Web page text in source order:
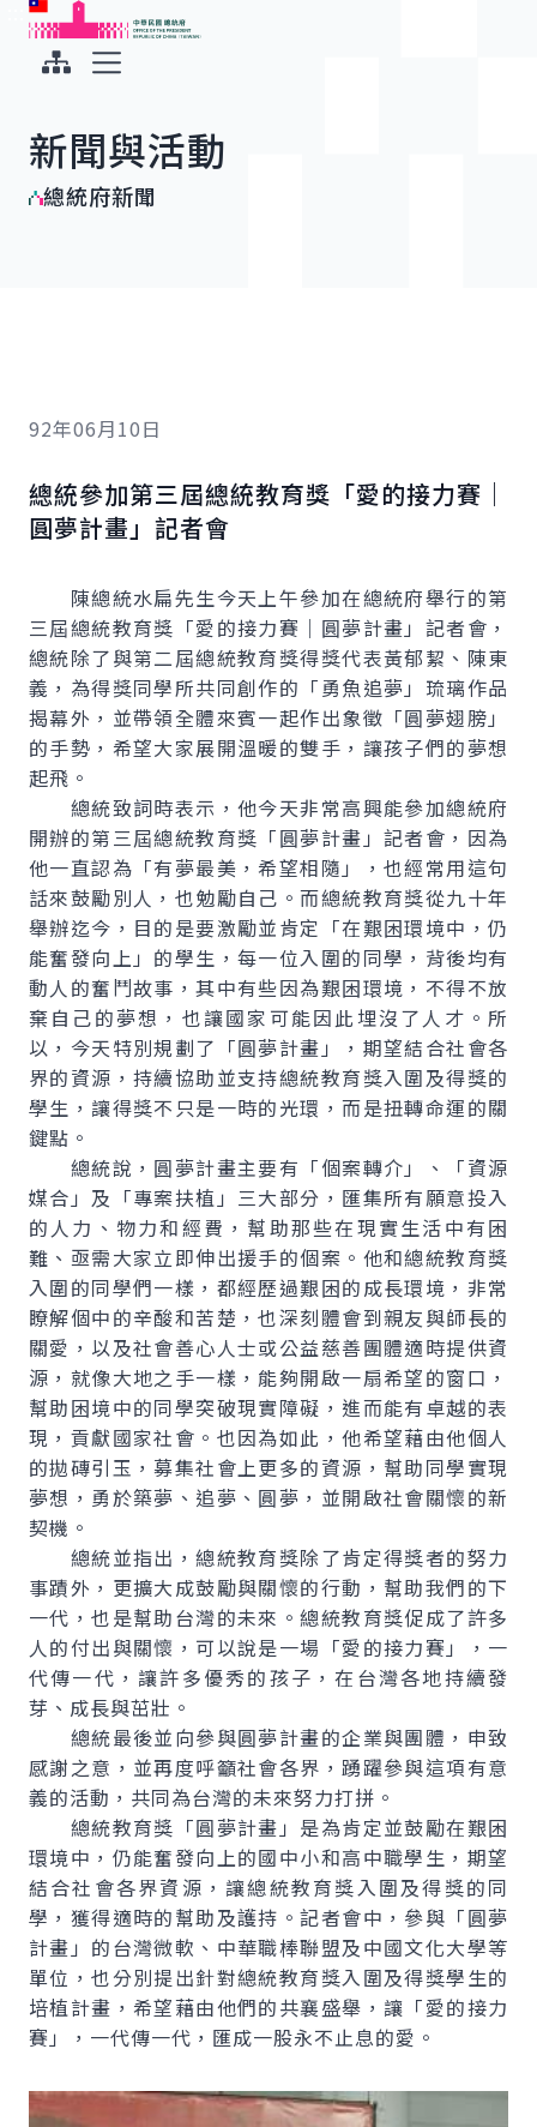
跳到主要內容
中華民國總統府
新聞與活動
總統府新聞
92年06月10日
總統參加第三屆總統教育獎「愛的接力賽｜
圓夢計畫」記者會
陳總統水扁先生今天上午參加在總統府舉行的第
三屆總統教育獎「愛的接力賽｜圓夢計畫」記者會，
總統除了與第二屆總統教育獎得獎代表黃郁絜、陳東
義，為得獎同學所共同創作的「勇魚追夢」琉璃作品
揭幕外，並帶領全體來賓一起作出象徵「圓夢翅膀」
的手勢，希望大家展開溫暖的雙手，讓孩子們的夢想
起飛。
總統致詞時表示，他今天非常高興能參加總統府
開辦的第三屆總統教育獎「圓夢計畫」記者會，因為
他一直認為「有夢最美，希望相隨」，也經常用這句
話來鼓勵別人，也勉勵自己。而總統教育獎從九十年
舉辦迄今，目的是要激勵並肯定「在艱困環境中，仍
能奮發向上」的學生，每一位入圍的同學，背後均有
動人的奮鬥故事，其中有些因為艱困環境，不得不放
棄自己的夢想，也讓國家可能因此埋沒了人才。所
以，今天特別規劃了「圓夢計畫」，期望結合社會各
界的資源，持續協助並支持總統教育獎入圍及得獎的
學生，讓得獎不只是一時的光環，而是扭轉命運的關
鍵點。
總統說，圓夢計畫主要有「個案轉介」、「資源
媒合」及「專案扶植」三大部分，匯集所有願意投入
的人力、物力和經費，幫助那些在現實生活中有困
難、亟需大家立即伸出援手的個案。他和總統教育獎
入圍的同學們一樣，都經歷過艱困的成長環境，非常
瞭解個中的辛酸和苦楚，也深刻體會到親友與師長的
關愛，以及社會善心人士或公益慈善團體適時提供資
源，就像大地之手一樣，能夠開啟一扇希望的窗口，
幫助困境中的同學突破現實障礙，進而能有卓越的表
現，貢獻國家社會。也因為如此，他希望藉由他個人
的拋磚引玉，募集社會上更多的資源，幫助同學實現
夢想，勇於築夢、追夢、圓夢，並開啟社會關懷的新
契機。
總統並指出，總統教育獎除了肯定得獎者的努力
事蹟外，更擴大成鼓勵與關懷的行動，幫助我們的下
一代，也是幫助台灣的未來。總統教育獎促成了許多
人的付出與關懷，可以說是一場「愛的接力賽」，一
代傳一代，讓許多優秀的孩子，在台灣各地持續發
芽、成長與茁壯。
總統最後並向參與圓夢計畫的企業與團體，申致
感謝之意，並再度呼籲社會各界，踴躍參與這項有意
義的活動，共同為台灣的未來努力打拼。
總統教育獎「圓夢計畫」是為肯定並鼓勵在艱困
環境中，仍能奮發向上的國中小和高中職學生，期望
結合社會各界資源，讓總統教育獎入圍及得獎的同
學，獲得適時的幫助及護持。記者會中，參與「圓夢
計畫」的台灣微軟、中華職棒聯盟及中國文化大學等
單位，也分別提出針對總統教育獎入圍及得獎學生的
培植計畫，希望藉由他們的共襄盛舉，讓「愛的接力
賽」，一代傳一代，匯成一股永不止息的愛。